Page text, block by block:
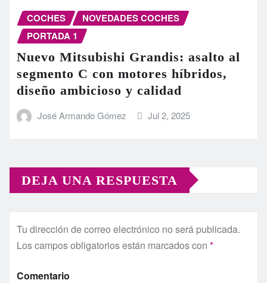
COCHES
NOVEDADES COCHES
PORTADA 1
Nuevo Mitsubishi Grandis: asalto al
segmento C con motores híbridos,
diseño ambicioso y calidad
José Armando Gómez Jul 2, 2025
DEJA UNA RESPUESTA
Tu dirección de correo electrónico no será publicada.
Los campos obligatorios están marcados con *
Comentario